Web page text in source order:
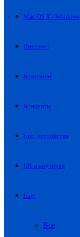
Mac OS X / Windows
Интернет
Компании
Концепты
Нос. устройства
ПК и ноутбуки
Еще
Все